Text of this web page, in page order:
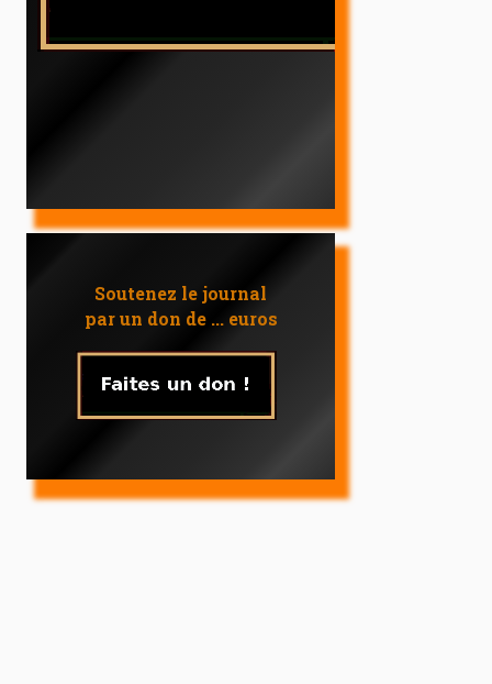
Soutenez le journal
par un don de ... euros